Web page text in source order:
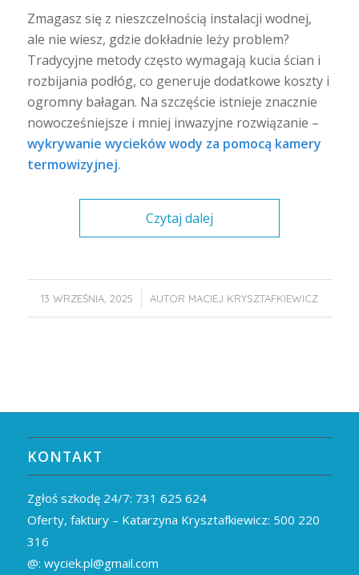
Zmagasz się z nieszczelnością instalacji wodnej,
ale nie wiesz, gdzie dokładnie leży problem?
Tradycyjne metody często wymagają kucia ścian i
rozbijania podłóg, co generuje dodatkowe koszty i
ogromny bałagan. Na szczęście istnieje znacznie
nowocześniejsze i mniej inwazyjne rozwiązanie –
wykrywanie wycieków wody za pomocą kamery
termowizyjnej.
Czytaj dalej
13 WRZEŚNIA, 2025
/ AUTOR MACIEJ KRYSZTAFKIEWICZ
KONTAKT
Zgłoś szkodę 24/7: 731 625 624
Oferty, faktury – Katarzyna Krysztafkiewicz: 500 220
316
@: wyciek.pl@gmail.com